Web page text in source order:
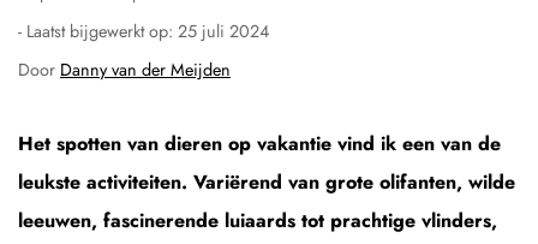
- Laatst bijgewerkt op: 25 juli 2024
Door Danny van der Meijden
Het spotten van dieren op vakantie vind ik een van de
leukste activiteiten. Variërend van grote olifanten, wilde
leeuwen, fascinerende luiaards tot prachtige vlinders,